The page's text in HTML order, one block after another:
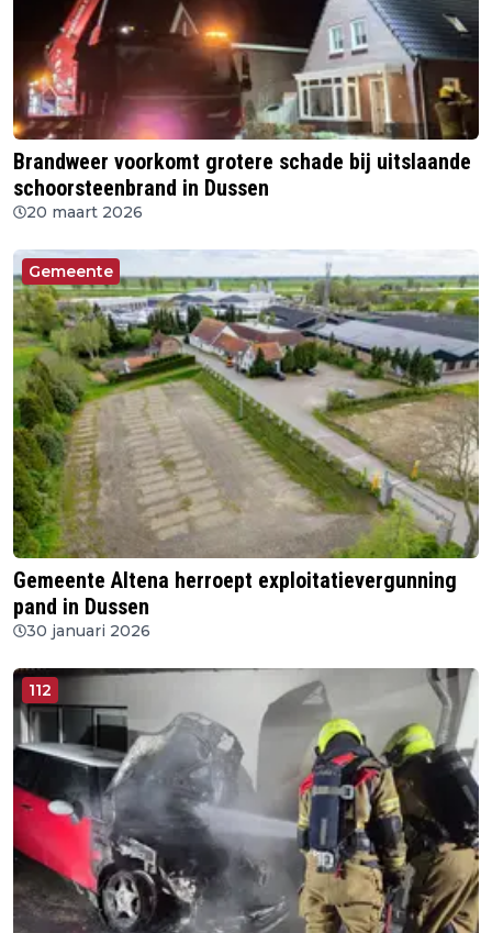
Brandweer voorkomt grotere schade bij uitslaande
schoorsteenbrand in Dussen
20 maart 2026
Gemeente
Gemeente Altena herroept exploitatievergunning
pand in Dussen
30 januari 2026
112